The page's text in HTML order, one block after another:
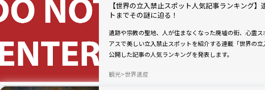
【世界の立入禁止スポット人気記事ランキング
トまでその謎に迫る！
遺跡や宗教の聖地、人が住まなくなった廃墟の街、心霊
アスで美しい立入禁止スポットを紹介する連載「世界の
公開した記事の人気ランキングを発表します。
観光 世界遺産